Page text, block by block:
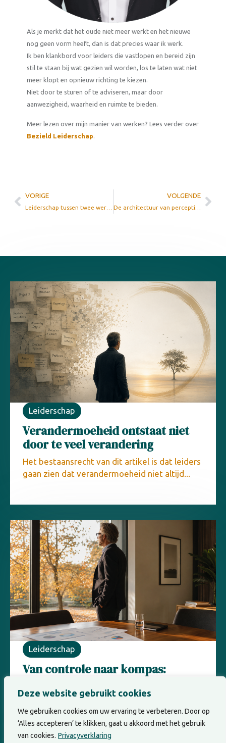
Deze website gebruikt cookies
We gebruiken cookies om uw ervaring te verbeteren. Door op
‘Alles accepteren’ te klikken, gaat u akkoord met het gebruik
van cookies. Privacyverklaring
Als je merkt dat het oude niet meer werkt en het nieuwe
nog geen vorm heeft, dan is dat precies waar ik werk.
Ik ben klankbord voor leiders die vastlopen en bereid zijn
stil te staan bij wat gezien wil worden, los te laten wat niet
meer klopt en opnieuw richting te kiezen.
Niet door te sturen of te adviseren, maar door
aanwezigheid, waarheid en ruimte te bieden.
Meer lezen over mijn manier van werken? Lees verder over
Bezield Leiderschap
VORIGE VOLGENDE
Leiderschap
Verandermoeheid ontstaat niet
door te veel verandering
Het bestaansrecht van dit artikel is dat leiders
gaan zien dat verandermoeheid niet altijd...
Leiderschap
Van controle naar kompas:
Controle lijkt in leiderschap vaak op kracht,
scherpte en verantwoordelijkheid. Maar soms
is controle...